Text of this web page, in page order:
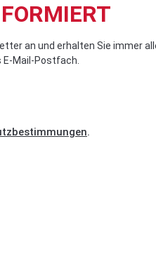
an und erhalten Sie immer
Mail-Postfach.
.